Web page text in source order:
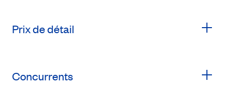
Prix de détail
Concurrents